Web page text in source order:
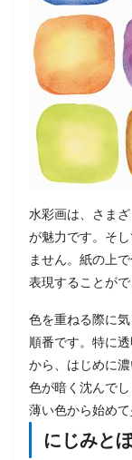
水彩画は、さま
が魅力です。そ
ません。紙の上
表現することがで
色を重ねる際に
順番です。特に
から、はじめに
色が暗く沈んで
薄い色から始め
にじみと